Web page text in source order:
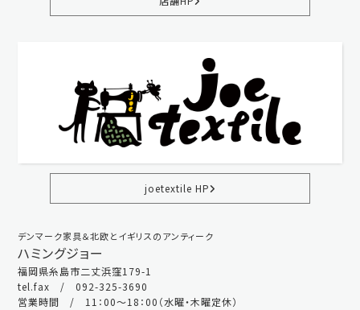
joetextile HP
デンマーク家具＆北欧とイギリスのアンティーク
ハミングジョー
福岡県糸島市二丈浜窪179-1
tel.fax / 092-325-3690
営業時間 / 11：00～18：00（水曜・木曜定休）